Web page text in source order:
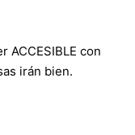
ACCESIBLE con
irán bien.